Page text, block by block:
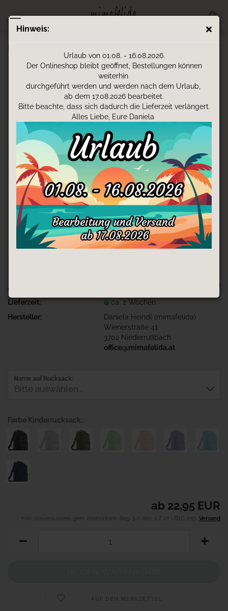
Hinweis:
Urlaub von 01.08. - 16.08.2026.
Der Onlineshop bleibt geöffnet, Bestellungen können
weiterhin
durchgeführt werden und werden nach dem Urlaub,
ab dem 17.08.2026 bearbeitet.
Bitte beachte, dass sich dadurch die Lieferzeit verlängert.
Alles Liebe, Eure Daniela
Art.Nr.:
Lieferzeit:
ca. 2 Wochen
Hersteller:
Daniela Heindl (mimafelida)
Wienerstraße 41
3702 Niederrußbach
office@mimafelida.at
Name auf Rucksack:
Farbe Kinderrucksack:
ab 22,95 EUR
Kein Steuerausweis gem. Kleinuntern.-Reg. § 6 Abs. 1 Z 27 UStG zzgl. Versand